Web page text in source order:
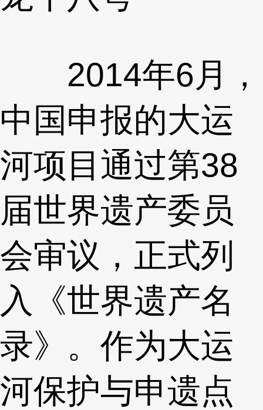
2014年6月，
中国申报的大运
河项目通过第38
届世界遗产委员
会审议，正式列
入《世界遗产名
录》。作为大运
河保护与申遗点